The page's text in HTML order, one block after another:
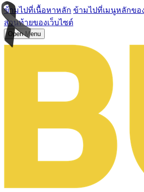
ข้ามไปที่เนื้อหาหลัก ข้ามไปที่เมนูหลักขอ
ส่วนท้ายของเว็บไซต์
Open Menu